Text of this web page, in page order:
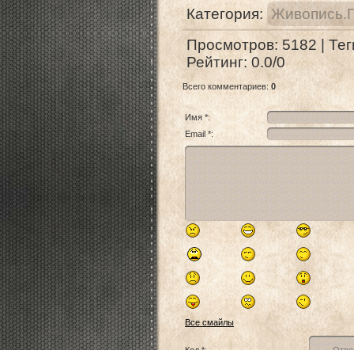
Категория:
Просмотров: 5182
Рейтинг: 0.0/0
Всего комментариев: 0
Имя *:
Email *:
Все смайлы